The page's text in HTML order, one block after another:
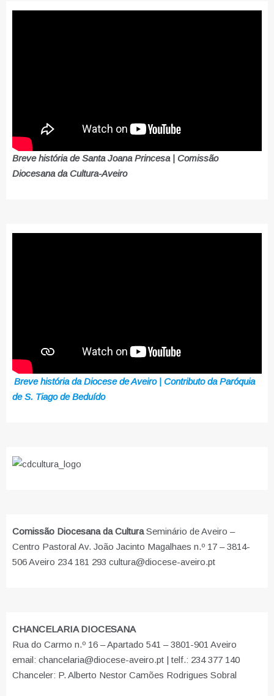
Breve história de Santa Joana Princesa | Comissão
Diocesana da Cultura-Aveiro
Breve história da Diocese de Aveiro | Contributo da Paróquia
de S. Tiago de Beduído
Comissão Diocesana da CulturaSeminário de Aveiro –
Centro Pastoral Av. João Jacinto Magalhaes n.º 17 – 3814-
506 Aveiro 234 181 293 cultura@diocese-aveiro.pt
CHANCELARIA DIOCESANA
Rua do Carmo n.º 16 – Apartado 541 – 3801-901 Aveiro
email: chancelaria@diocese-aveiro.pt | telf.: 234 377 140
Chanceler: P. Alberto Nestor Camões Rodrigues Sobral